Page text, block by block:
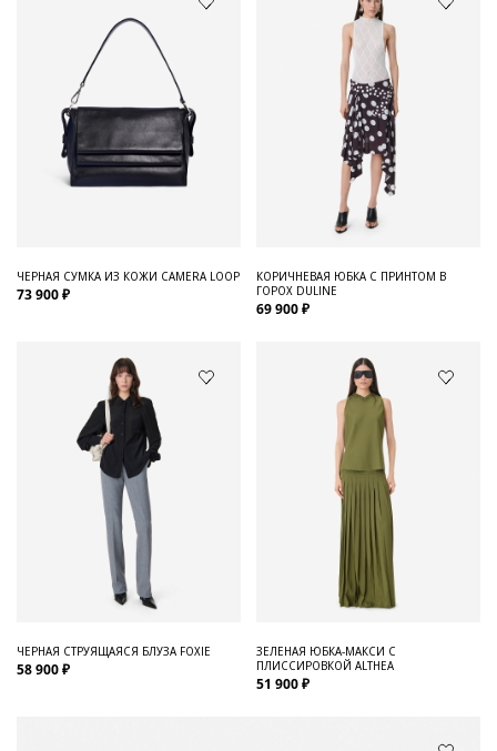
ЧЕРНАЯ СУМКА ИЗ КОЖИ CAMERA LOOP
73 900 ₽
КОРИЧНЕВАЯ ЮБКА С ПРИНТОМ В
ГОРОХ DULINE
69 900 ₽
ЧЕРНАЯ СТРУЯЩАЯСЯ БЛУЗА FOXIE
58 900 ₽
ЗЕЛЕНАЯ ЮБКА-МАКСИ С
ПЛИССИРОВКОЙ ALTHEA
51 900 ₽